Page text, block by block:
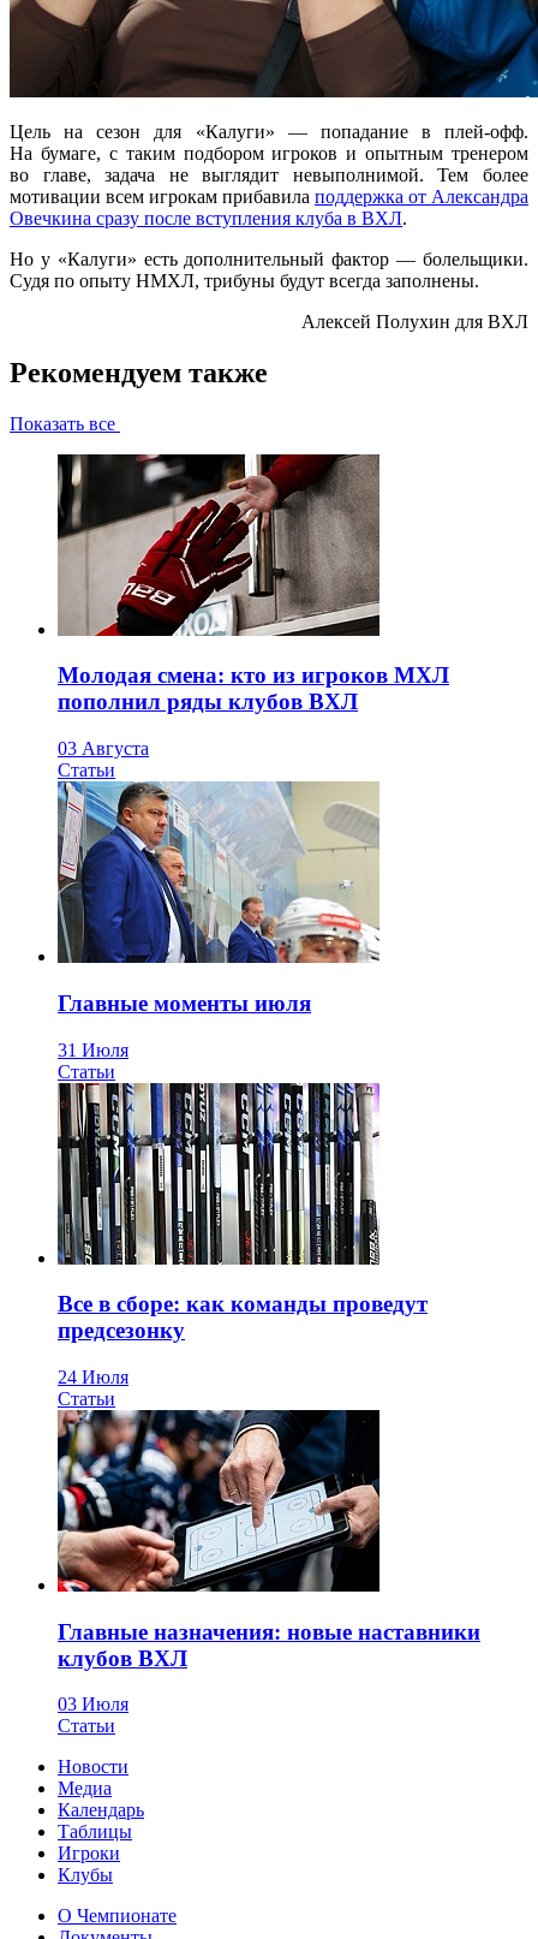
Цель на сезон для «Калуги» — попадание в плей-офф.
На бумаге, с таким подбором игроков и опытным тренером
во главе, задача не выглядит невыполнимой. Тем более
мотивации всем игрокам прибавила поддержка от Александра
Овечкина сразу после вступления клуба в ВХЛ.
Но у «Калуги» есть дополнительный фактор — болельщики.
Судя по опыту НМХЛ, трибуны будут всегда заполнены.
Алексей Полухин для ВХЛ
Рекомендуем также
Показать все
Молодая смена: кто из игроков МХЛ
пополнил ряды клубов ВХЛ
03 Августа
Статьи
Главные моменты июля
31 Июля
Статьи
Все в сборе: как команды проведут
предсезонку
24 Июля
Статьи
Главные назначения: новые наставники
клубов ВХЛ
03 Июля
Статьи
Новости
Медиа
Календарь
Таблицы
Игроки
Клубы
О Чемпионате